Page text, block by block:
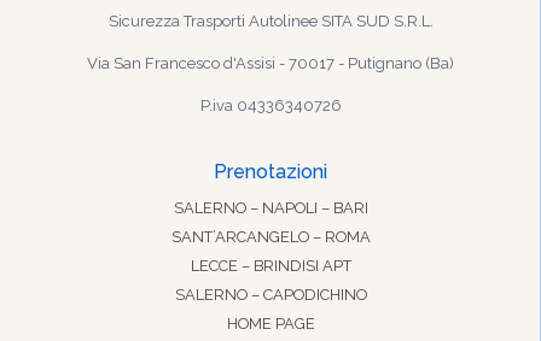
Sicurezza Trasporti Autolinee SITA SUD S.R.L.
Via San Francesco d'Assisi - 70017 - Putignano (Ba)
P.iva 04336340726
Prenotazioni
SALERNO – NAPOLI – BARI
SANT’ARCANGELO – ROMA
LECCE – BRINDISI APT
SALERNO – CAPODICHINO
HOME PAGE